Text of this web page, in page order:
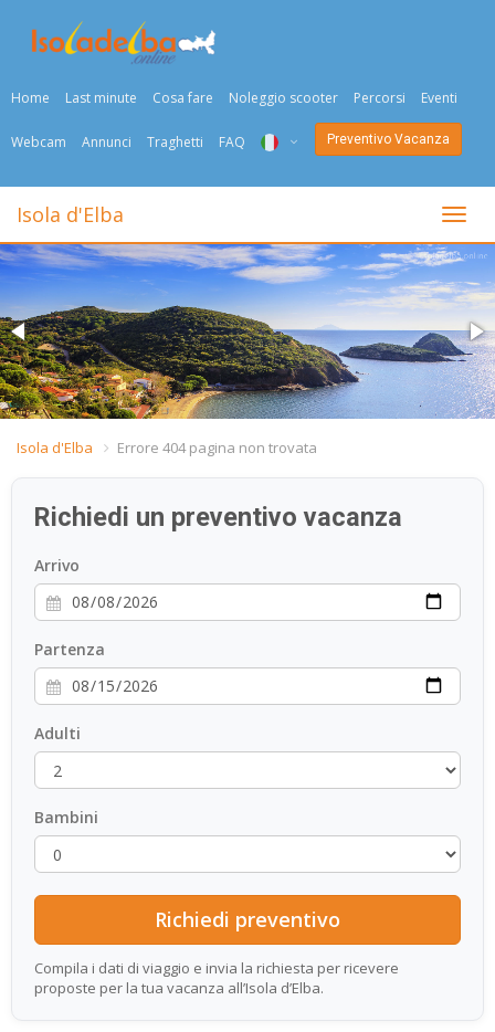
Home Last minute Cosa fare Noleggio scooter Percorsi Eventi
Webcam Annunci Traghetti FAQ
ENG
DEU
NED
FRA
DAN
ESP
Preventivo Vacanza
Togli
Isola d'Elba
Isola d'Elba Errore 404 pagina non trovata
Richiedi un preventivo vacanza
Arrivo
Partenza
Adulti
Bambini
Compila i dati di viaggio e invia la richiesta per ricevere
proposte per la tua vacanza all’Isola d’Elba.